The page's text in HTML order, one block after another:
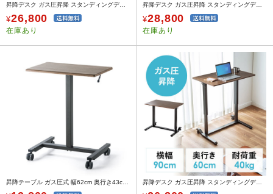
昇降デスク ガス圧昇降 スタンディングデスク軽量 作業台 座りすぎ防止 幅90cm 奥行60cm ホワイト
¥26,800
在庫あり
昇降デスク ガス圧昇降 スタンディングデスク軽量 作業台 座りすぎ防止 幅120cm 奥行60cm 木目
¥28,800
在庫あり
昇降デスク ガス圧昇降 スタンディングデスク軽量 作業台 座りすぎ防止 幅90cm 奥行60cm 木目